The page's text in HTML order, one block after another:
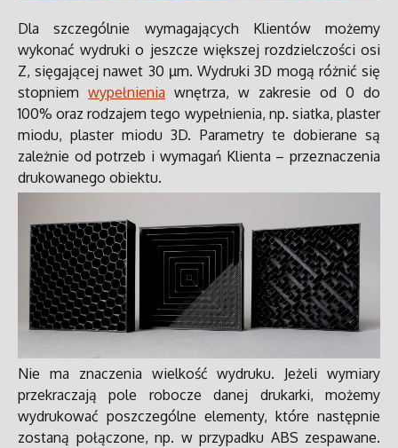
Dla szczególnie wymagających Klientów możemy
wykonać wydruki o jeszcze większej rozdzielczości osi
Z, sięgającej nawet 30 µm.Wydruki 3D mogą różnić się
stopniem wypełnienia wnętrza, w zakresie od 0 do
100% oraz rodzajem tego wypełnienia, np. siatka, plaster
miodu, plaster miodu 3D. Parametry te dobierane są
zależnie od potrzeb i wymagań Klienta – przeznaczenia
drukowanego obiektu.
Nie ma znaczenia wielkość wydruku. Jeżeli wymiary
przekraczają pole robocze danej drukarki, możemy
wydrukować poszczególne elementy, które następnie
zostaną połączone, np. w przypadku ABS zespawane.